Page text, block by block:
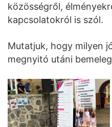
közösségről,
kapcsolatokról is szól.
Mutatjuk, hogy milyen
megnyitó utáni